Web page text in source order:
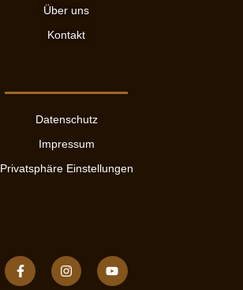
Über uns
Kontakt
Datenschutz
Impressum
Privatsphäre Einstellungen